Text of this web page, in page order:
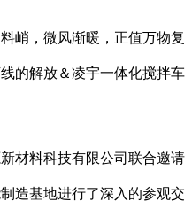
，微风渐暖，正值万物复
的解放＆凌宇一体化搅拌车
料科技有限公司联合邀请
造基地进行了深入的参观交